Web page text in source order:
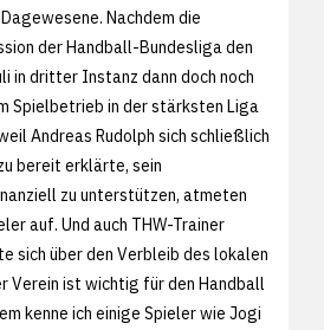
Nachdem die
der Handball-Bundesliga den
in dritter Instanz dann doch noch
Spielbetrieb in der stärksten Liga
Andreas Rudolph sich schließlich
bereit erklärte, sein
zu unterstützen, atmeten
auf. Und auch THW-Trainer
sich über den Verbleib des lokalen
Verein ist wichtig für den Handball
kenne ich einige Spieler wie Jogi